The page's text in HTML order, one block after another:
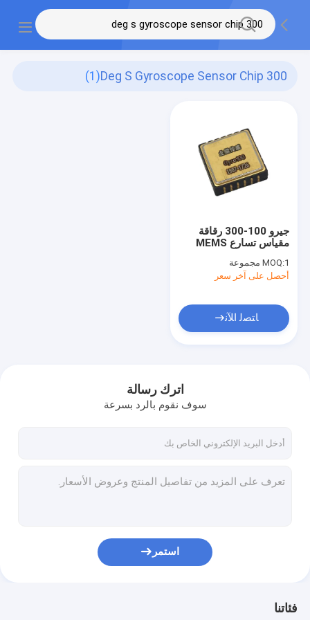
300 Deg S Gyroscope Sensor Chip
(1)
جيرو 100-300 رقاقة
مقياس تسارع MEMS
MOQ:1 مجموعة
أحصل على آخر سعر
ﺎﺘﺼﻟ ﺍﻶﻧ
اترك رسالة
سوف نقوم بالرد بسرعة
استمر
فئاتنا